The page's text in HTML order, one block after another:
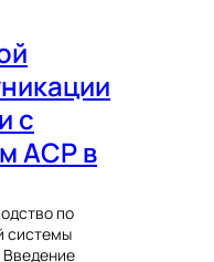
с
ACP в
по
системы
Введение